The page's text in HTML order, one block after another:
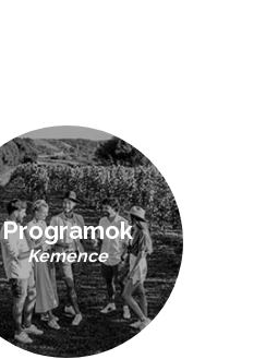
Programok
Kemence